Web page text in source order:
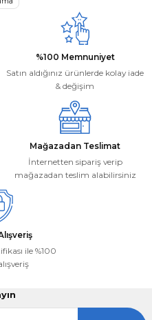
olmalı.
%100 Memnuniyet
Satın aldığınız ürünlerde kolay iade
& değişim
Mağazadan Teslimat
İnternetten sipariş verip
mağazadan teslim alabilirsiniz
ile %100